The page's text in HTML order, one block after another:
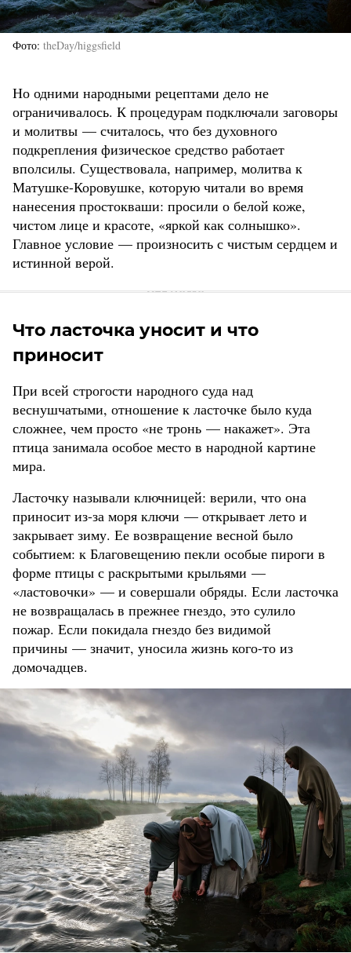
Фото theDay/higgsfield
Но одними народными рецептами дело не
ограничивалось. К процедурам подключали заговоры
и молитвы — считалось, что без духовного
подкрепления физическое средство работает
вполсилы. Существовала, например, молитва к
Матушке-Коровушке, которую читали во время
нанесения простокваши: просили о белой коже,
чистом лице и красоте, «яркой как солнышко».
Главное условие — произносить с чистым сердцем и
истинной верой.
Что ласточка уносит и что
приносит
При всей строгости народного суда над
веснушчатыми, отношение к ласточке было куда
сложнее, чем просто «не тронь — накажет». Эта
птица занимала особое место в народной картине
мира.
Ласточку называли ключницей: верили, что она
приносит из-за моря ключи — открывает лето и
закрывает зиму. Ее возвращение весной было
событием: к Благовещению пекли особые пироги в
форме птицы с раскрытыми крыльями —
«ластовочки» — и совершали обряды. Если ласточка
не возвращалась в прежнее гнездо, это сулило
пожар. Если покидала гнездо без видимой
причины — значит, уносила жизнь кого-то из
домочадцев.